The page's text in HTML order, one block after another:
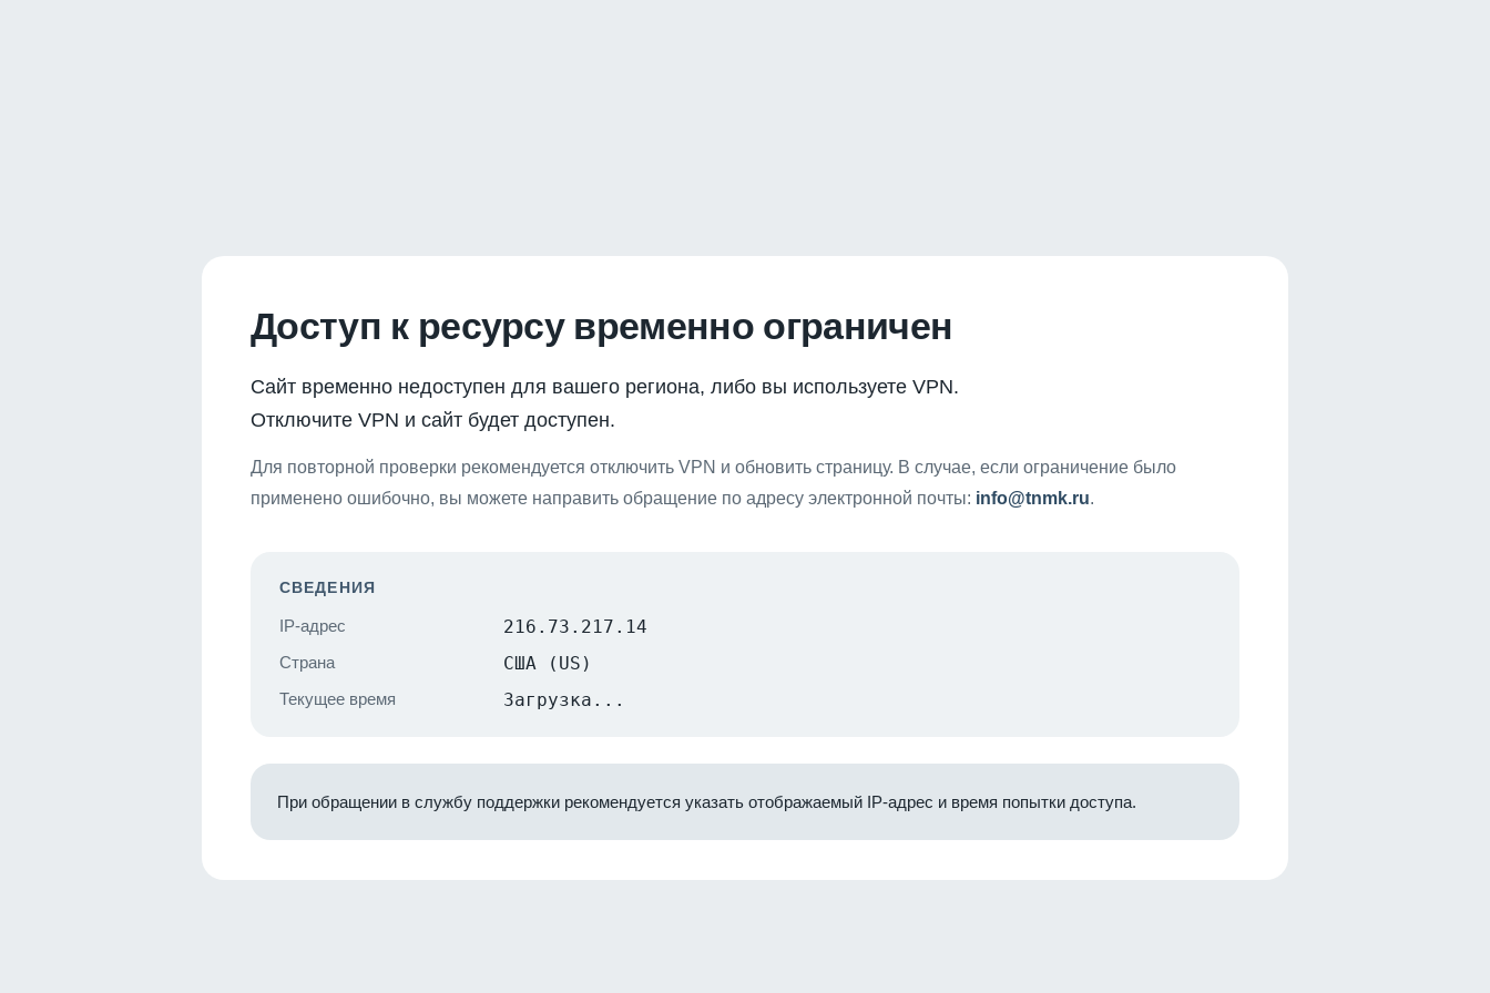
Доступ к ресурсу временно ограничен
Сайт временно недоступен для вашего региона, либо вы используете VPN.
Отключите VPN и сайт будет доступен.
Для повторной проверки рекомендуется отключить VPN и обновить страницу. В случае, если ограничение было
применено ошибочно, вы можете направить обращение по адресу электронной почты: info@tnmk.ru.
СВЕДЕНИЯ
IP-адрес 216.73.217.14
Страна США (US)
Текущее время Загрузка...
При обращении в службу поддержки рекомендуется указать отображаемый IP-адрес и время попытки доступа.